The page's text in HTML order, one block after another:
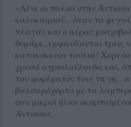
«Λένε οι παλιοί στην
καλοκαιριού... όταν το
πλαγιές και ο αέρας
θυμάρι...εμφανίζονται τρεις
κατακόκκινα τούλια!
χρυσά αγριολούλουδα και,
του φορέματός τους τη γη...
βαλσαμόχορτο με τα
σαν μικροί ήλιοι
Άντισσας.